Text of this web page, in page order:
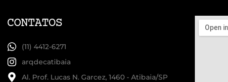
CONTATOS
(11) 4412-6271
arqdecatibaia
Al. Prof. Lucas N. Garcez, 1460 - Atibaia/SP